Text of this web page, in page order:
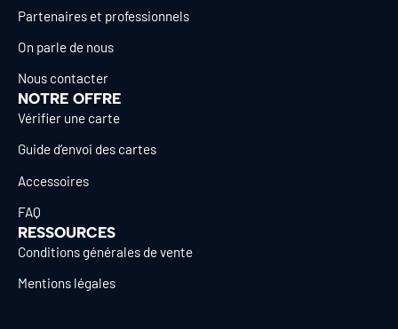
Partenaires et professionnels
On parle de nous
Nous contacter
NOTRE OFFRE
Vérifier une carte
Guide d’envoi des cartes
Accessoires
FAQ
RESSOURCES
Conditions générales de vente
Mentions légales